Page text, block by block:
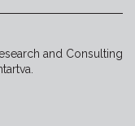
and Consulting